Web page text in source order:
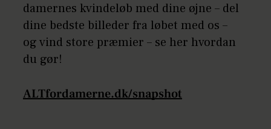
damernes kvindeløb med dine øjne – del
dine bedste billeder fra løbet med os –
og vind store præmier – se her hvordan
du gør!
ALTfordamerne.dk/snapshot